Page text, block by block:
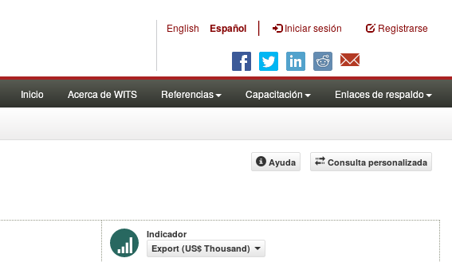
English Español | Iniciar sesión Registrarse
Inicio Acerca de WITS Referencias Capacitación Enlaces de respaldo
Consulta personalizada
Ayuda
Indicador
Export (US$ Thousand)